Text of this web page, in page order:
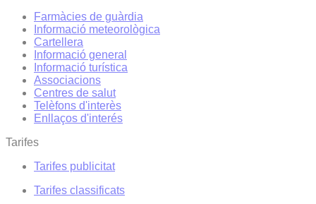
Farmàcies de guàrdia
Informació meteorològica
Cartellera
Informació general
Informació turística
Associacions
Centres de salut
Telèfons d'interès
Enllaços d'interés
Tarifes
Tarifes publicitat
Tarifes classificats